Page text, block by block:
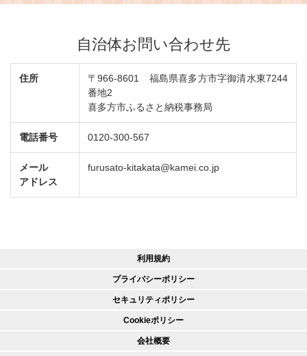
自治体お問い合わせ先
住所
〒966-8601 福島県喜多方市字御清水東7244
番地2
喜多方市ふるさと納税事務局
電話番号 0120-300-567
メール
アドレス
furusato-kitakata@kamei.co.jp
利用規約
プライバシーポリシー
セキュリティポリシー
Cookieポリシー
会社概要